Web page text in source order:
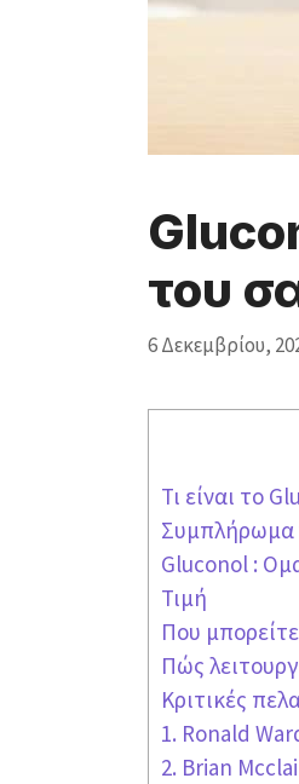
του
6 Δεκεμβρίου,
Τι είναι το
Συμπλήρωμα
Gluconol :
Τιμή
Που
Πώς
Κριτικές
1. Ronald
2. Brian